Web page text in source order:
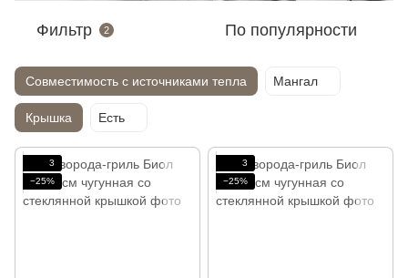
Фильтр 2 По популярности
Совместимость с источниками тепла Мангал
Крышка Есть
3
−25%
3
−25%